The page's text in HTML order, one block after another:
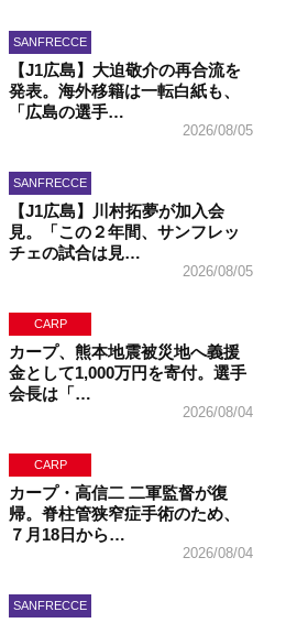
SANFRECCE
【J1広島】大迫敬介の再合流を
発表。海外移籍は一転白紙も、
「広島の選手…
2026/08/05
SANFRECCE
【J1広島】川村拓夢が加入会
見。「この２年間、サンフレッ
チェの試合は見…
2026/08/05
CARP
カープ、熊本地震被災地へ義援
金として1,000万円を寄付。選手
会長は「…
2026/08/04
CARP
カープ・高信二 二軍監督が復
帰。脊柱管狭窄症手術のため、
７月18日から…
2026/08/04
SANFRECCE